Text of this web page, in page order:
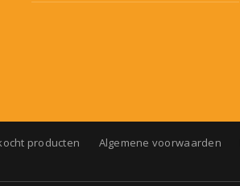
producten Algemene voorwaarden